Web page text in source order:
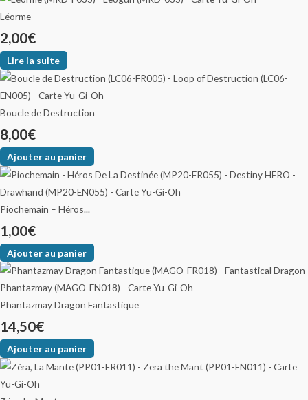
Léorme
2,00€
Lire la suite
Boucle de Destruction
8,00€
Ajouter au panier
Piochemain – Héros...
1,00€
Ajouter au panier
Phantazmay Dragon Fantastique
14,50€
Ajouter au panier